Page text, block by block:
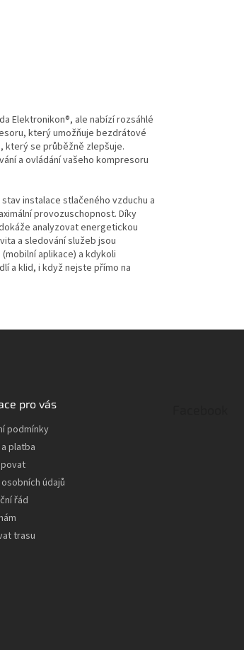
Elektronikon®, ale nabízí rozsáhlé
který umožňuje bezdrátové
který se průběžně zlepšuje.
a ovládání vašeho kompresoru
instalace stlačeného vzduchu a
provozuschopnost. Díky
analyzovat energetickou
a sledování služeb jsou
aplikace) a kdykoli
a klid, i když nejste přímo na
pro vás
podmínky
platba
údajů
řád
trasu